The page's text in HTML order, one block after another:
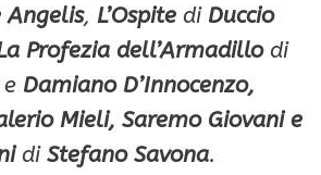
Angelis, L’Ospite di Duccio
Profezia dell’Armadillodi
Damiano D’Innocenzo,
Mieli, Saremo Giovani e
diStefano Savona.